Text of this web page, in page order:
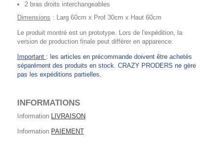
2 bras droits interchangeables
Dimensions : Larg 60cm x Prof 30cm x Haut 60cm
Le produit montré est un prototype. Lors de l'expédition, la
version de production finale peut différer en apparence.
Important : les articles en précommande doivent être achetés
séparément des produits en stock. CRAZY PRODERS ne gère
pas les expéditions partielles.
INFORMATIONS
Information LIVRAISON
Information PAIEMENT